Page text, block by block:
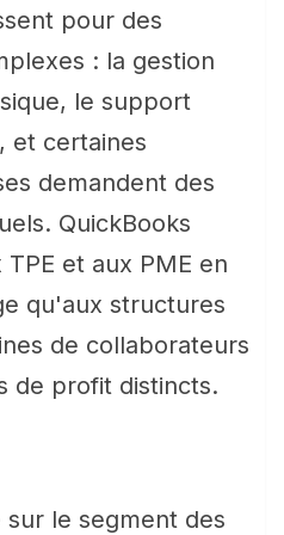
pour des
: la gestion
le support
et certaines
demandent des
QuickBooks
et aux PME en
qu'aux structures
de collaborateurs
de profit distincts.
le segment des